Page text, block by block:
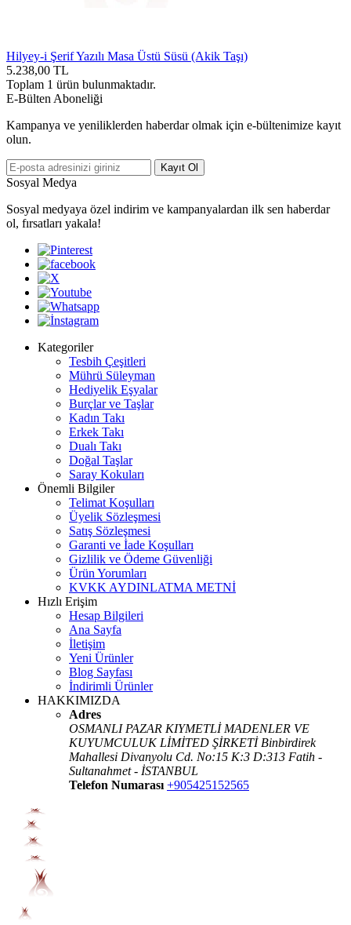
Hilyey-i Şerif Yazılı Masa Üstü Süsü (Akik Taşı)
5.238,00 TL
Toplam 1 ürün bulunmaktadır.
E-Bülten Aboneliği
Kampanya ve yeniliklerden haberdar olmak için e-bültenimize kayıt
olun.
Kayıt Ol
Sosyal Medya
Sosyal medyaya özel indirim ve kampanyalardan ilk sen haberdar
ol, fırsatları yakala!
Kategoriler
Tesbih Çeşitleri
Mührü Süleyman
Hediyelik Eşyalar
Burçlar ve Taşlar
Kadın Takı
Erkek Takı
Dualı Takı
Doğal Taşlar
Saray Kokuları
Önemli Bilgiler
Telimat Koşulları
Üyelik Sözleşmesi
Satış Sözleşmesi
Garanti ve İade Koşulları
Gizlilik ve Ödeme Güvenliği
Ürün Yorumları
KVKK AYDINLATMA METNİ
Hızlı Erişim
Hesap Bilgileri
Ana Sayfa
İletişim
Yeni Ürünler
Blog Sayfası
İndirimli Ürünler
HAKKIMIZDA
Adres
OSMANLI PAZAR KIYMETLİ MADENLER VE
KUYUMCULUK LİMİTED ŞİRKETİ Binbirdirek
Mahallesi Divanyolu Cd. No:15 K:3 D:313 Fatih -
Sultanahmet - İSTANBUL
Telefon Numarası +905425152565